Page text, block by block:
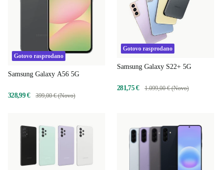
Gotovo rasprodano
Samsung Galaxy A56 5G
328,99 € 399,00 € (Novo)
Gotovo rasprodano
Samsung Galaxy S22+ 5G
281,75 € 1.099,00 € (Novo)